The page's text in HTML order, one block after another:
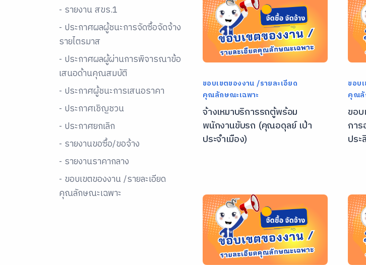
ขอบเขตของงาน /รายละเอียด
คุณลักษณะเฉพาะ
จ้างเหมาบริการรถตู้พร้อม
พนักงานขับรถ (คุณอดุลย์ เป้า
ประจำเมือง)
ขอบ
คุณลั
ขอบ
การ
ประ
- รายงาน สขร.1
- ประกาศผลผู้ชนะการจัดซื้อจัดจ้าง
รายไตรมาส
- ประกาศผลผู้ผ่านการพิจารณาข้อ
เสนอด้านคุณสมบัติ
- ประกาศผู้ชนะการเสนอราคา
- ประกาศเชิญชวน
- ประกาศยกเลิก
- รายงานขอซื้อ/ขอจ้าง
- รายงานราคากลาง
- ขอบเขตของงาน /รายละเอียด
คุณลักษณะเฉพาะ